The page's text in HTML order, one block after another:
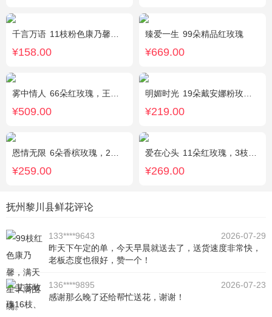
千言万语 11枝粉色康乃馨，栀子叶间插丰满
¥158.00
臻爱一生 99朵精品红玫瑰
¥669.00
雾中情人 66朵红玫瑰，王冠，灯带
¥509.00
明媚时光 19朵戴安娜粉玫瑰，尤加利丰满间插，粉色满天星点缀
¥219.00
恩情无限 6朵香槟玫瑰，2枝向日葵，蓝色绣球，绿色桔梗、绿叶搭配
¥259.00
爱在心头 11朵红玫瑰，3枝多头白香水百合，黄莺、绿叶搭配
¥269.00
抚州黎川县鲜花评论
133****9643
2026-07-29
昨天下午定的单，今天早晨就送去了，送货速度非常快，
老板态度也很好，赞一个！
136****9895
2026-07-23
感谢那么晚了还给帮忙送花，谢谢！